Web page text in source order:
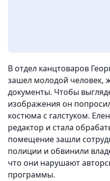
В отдел канцтоваров
зашел молодой человек,
документы. Чтобы
изображения он
костюма с галстуком.
редактор и стала
помещение зашли
полиции и обвинили
что они нарушают
программы.